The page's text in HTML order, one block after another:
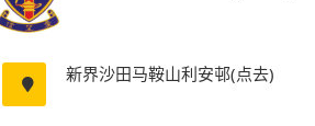
新界沙田马鞍山利安邨(点去)